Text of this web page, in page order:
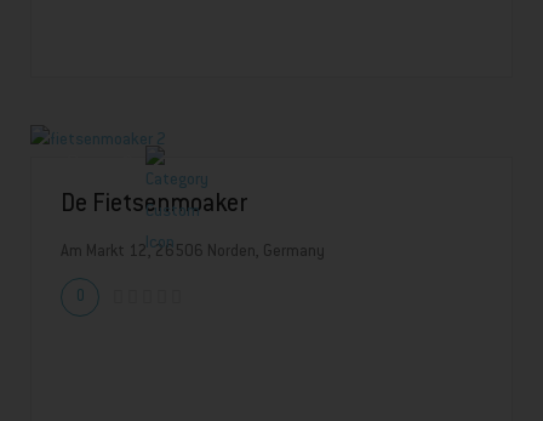
De Fietsenmoaker
Am Markt 12, 26506 Norden, Germany
0